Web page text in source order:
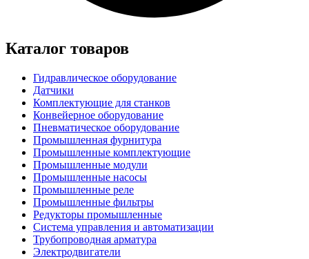
Каталог товаров
Гидравлическое оборудование
Датчики
Комплектующие для станков
Конвейерное оборудование
Пневматическое оборудование
Промышленная фурнитура
Промышленные комплектующие
Промышленные модули
Промышленные насосы
Промышленные реле
Промышленные фильтры
Редукторы промышленные
Система управления и автоматизации
Трубопроводная арматура
Электродвигатели